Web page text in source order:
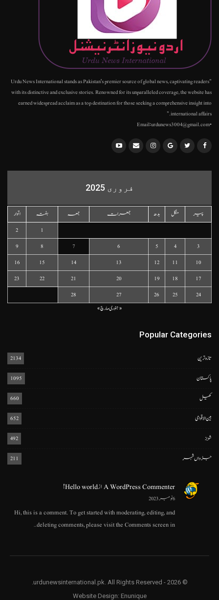
"Urdu News International stands as Pakistan's premier source of global news, captivating readers
with its distinctive and exclusive stories. Renowned for its unparalleled coverage, the website has
earned widespread acclaim as a top destination for those seeking a comprehensive insight into
international affairs."
•Email:urdunews3004@gmail.com
فروری 2025
پیر منگل بدھ جمعرات جمعہ ہفتہ
اتوار
1
2
3
4
5
6
7
8
9
10
11
12
13
14
15
16
17
18
19
20
21
22
23
24
25
26
27
28
« جنوریمارچ »
Popular Categories
تازہ ترین 2134
پاکستان 1095
کھیل 660
بین الاقوامی 652
شوبز 492
جڑواں شہر 211
A WordPress CommenterازHello world!
6 نومبر 2023
Hi, this is a comment. To get started with moderating, editing, and
deleting comments, please visit the Comments screen in…
© 2026 - urdunewsinternational.pk. All Rights Reserved.
Website Design: Enunique